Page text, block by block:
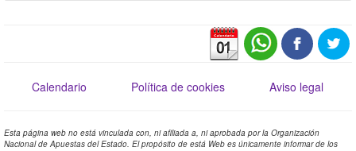
Calendario Política de cookies Aviso legal
Esta página web no está vinculada con, ni afiliada a, ni aprobada por la Organización
Nacional de Apuestas del Estado. El propósito de está Web es únicamente informar de los